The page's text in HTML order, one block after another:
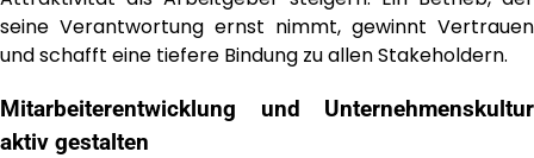
seine Verantwortung ernst nimmt, gewinnt Vertrauen
und schafft eine tiefere Bindung zu allen Stakeholdern.
Mitarbeiterentwicklung und Unternehmenskultur
aktiv gestalten